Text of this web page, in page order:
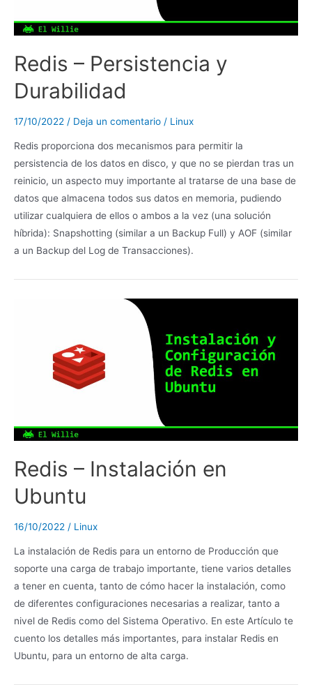
Redis – Persistencia y
Durabilidad
17/10/2022 / Deja un comentario / Linux
Redis proporciona dos mecanismos para permitir la
persistencia de los datos en disco, y que no se pierdan tras un
reinicio, un aspecto muy importante al tratarse de una base de
datos que almacena todos sus datos en memoria, pudiendo
utilizar cualquiera de ellos o ambos a la vez (una solución
híbrida): Snapshotting (similar a un Backup Full) y AOF (similar
a un Backup del Log de Transacciones).
Redis – Instalación en
Ubuntu
16/10/2022 / Linux
La instalación de Redis para un entorno de Producción que
soporte una carga de trabajo importante, tiene varios detalles
a tener en cuenta, tanto de cómo hacer la instalación, como
de diferentes configuraciones necesarias a realizar, tanto a
nivel de Redis como del Sistema Operativo. En este Artículo te
cuento los detalles más importantes, para instalar Redis en
Ubuntu, para un entorno de alta carga.